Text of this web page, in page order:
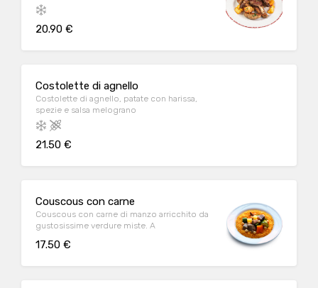
griglia. A
20.90 €
Costolette di agnello
Costolette di agnello, patate con harissa,
spezie e salsa melograno
21.50 €
Couscous con carne
Couscous con carne di manzo arricchito da
gustosissime verdure miste. A
17.50 €